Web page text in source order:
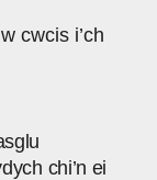
cwcis i’ch
chi’n ei